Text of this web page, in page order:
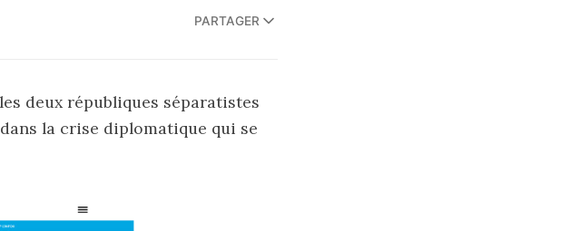
PARTAGER
deux républiques séparatistes
la crise diplomatique qui se